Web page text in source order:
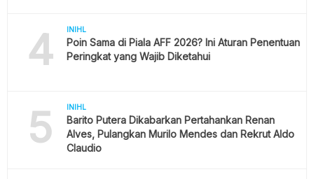
4 INIHL
Poin Sama di Piala AFF 2026? Ini Aturan Penentuan
Peringkat yang Wajib Diketahui
5 INIHL
Barito Putera Dikabarkan Pertahankan Renan
Alves, Pulangkan Murilo Mendes dan Rekrut Aldo
Claudio